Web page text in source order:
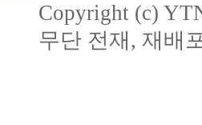
Copyright (c)
무단 전재, 재배